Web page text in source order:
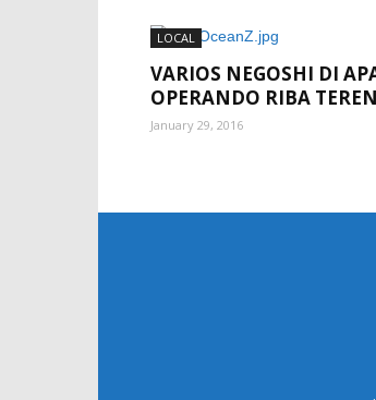
LOCAL
VARIOS NEGOSHI DI
OPERANDO RIBA
January 29, 2016